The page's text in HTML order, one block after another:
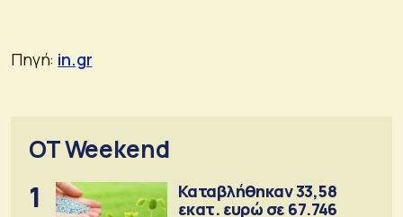
Πηγή: in.gr
OT Weekend
1
Καταβλήθηκαν 33,58
εκατ. ευρώ σε 67.746